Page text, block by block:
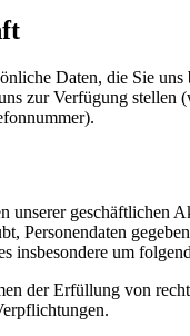
Daten, die Sie uns
zur Verfügung stellen
unserer geschäftlichen
Personendaten
insbesondere um
der Erfüllung von